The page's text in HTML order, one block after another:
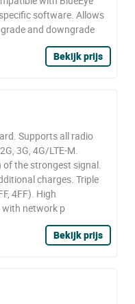
software. Allows
and downgrade
Bekijk prijs
Supports all radio
3G, 4G/LTE-M.
the strongest signal.
charges. Triple
4FF). High
network p
Bekijk prijs